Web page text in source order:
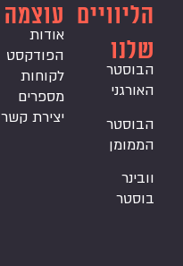
הליוויים
שלנו
הבוסטר
האורגני
הבוסטר
הממומן
וובינר
בוסטר
עוצמה
אודות
הפודקסט
לקוחות
מספרים
יצירת קשר